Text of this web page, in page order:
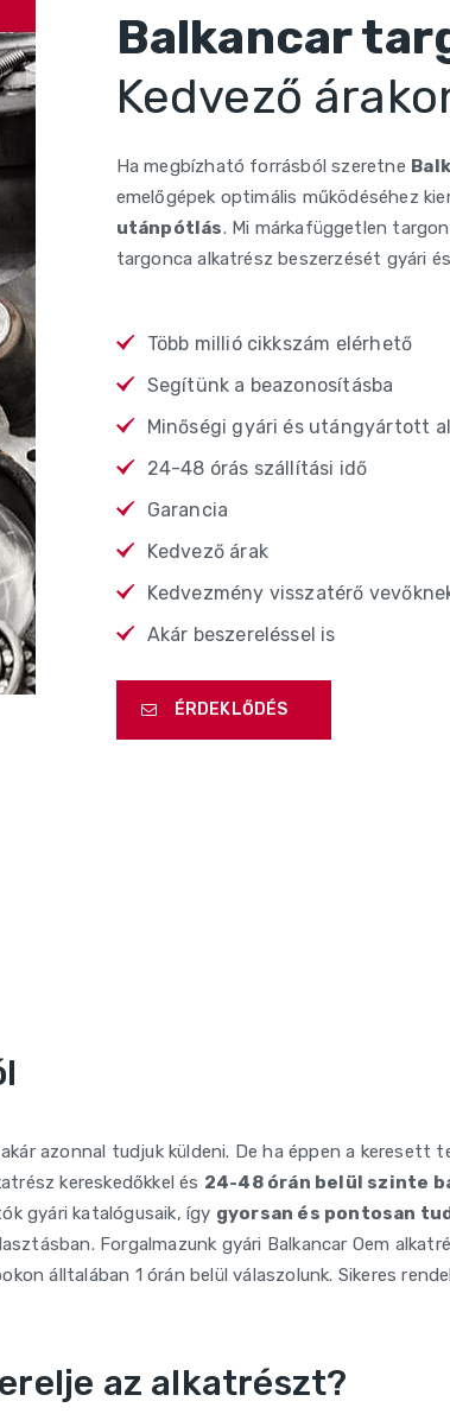
Balkancar
Kedvező
Ha megbízható forrásból szeretne
emelőgépek optimális működéséhez
utánpótlás. Mi márkafüggetlen
targonca alkatrész beszerzését gyári
Több millió cikkszám elérhető
Segítünk a beazonosításba
Minőségi gyári és utángyártott
24-48 órás szállítási idő
Garancia
Kedvező árak
Kedvezmény visszatérő
Akár beszereléssel is
ÉRDEKLŐDÉS
azonnal tudjuk küldeni. De ha éppen a keresett
kereskedőkkel és 24-48 órán belül szinte
gyári katalógusaik, így gyorsan és pontosan
Forgalmazunk gyári Balkancar Oem
álltalában 1 órán belül válaszolunk. Sikeres
az alkatrészt?